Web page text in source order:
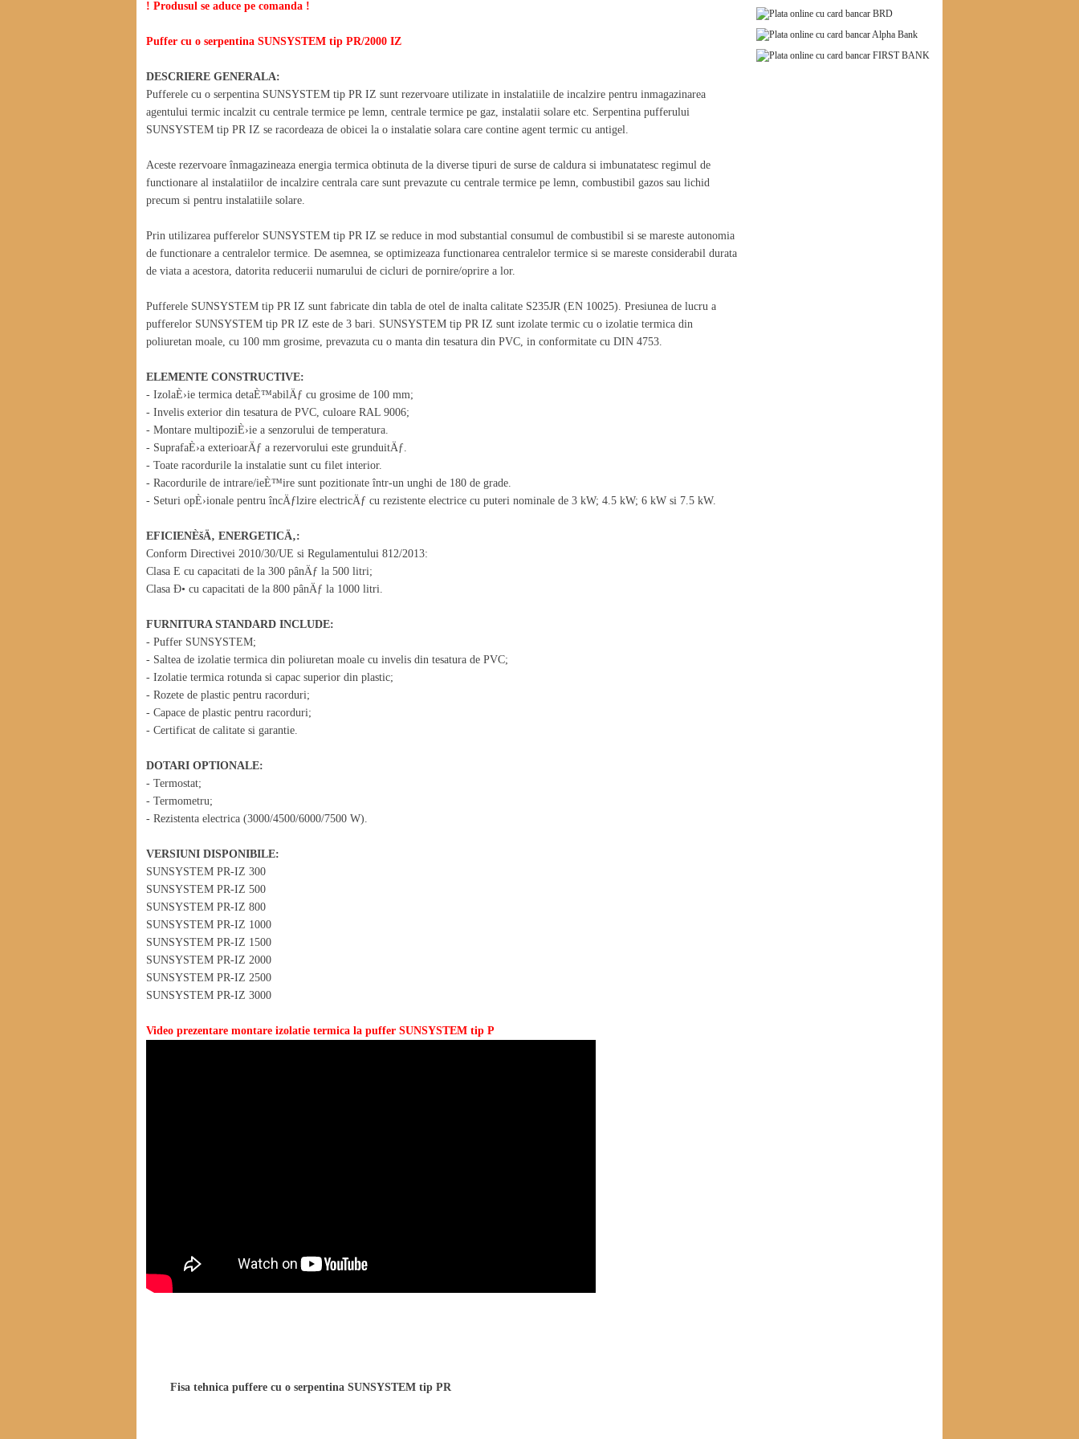
! Produsul se aduce pe comanda !
Puffer cu o serpentina SUNSYSTEM tip PR/2000 IZ
DESCRIERE GENERALA:
Pufferele cu o serpentina SUNSYSTEM tip PR IZ sunt rezervoare utilizate in instalatiile de incalzire pentru inmagazinarea
agentului termic incalzit cu centrale termice pe lemn, centrale termice pe gaz, instalatii solare etc. Serpentina pufferului
SUNSYSTEM tip PR IZ se racordeaza de obicei la o instalatie solara care contine agent termic cu antigel.
Aceste rezervoare înmagazineaza energia termica obtinuta de la diverse tipuri de surse de caldura si imbunatatesc regimul de
functionare al instalatiilor de incalzire centrala care sunt prevazute cu centrale termice pe lemn, combustibil gazos sau lichid
precum si pentru instalatiile solare.
Prin utilizarea pufferelor SUNSYSTEM tip PR IZ se reduce in mod substantial consumul de combustibil si se mareste autonomia
de functionare a centralelor termice. De asemnea, se optimizeaza functionarea centralelor termice si se mareste considerabil durata
de viata a acestora, datorita reducerii numarului de cicluri de pornire/oprire a lor.
Pufferele SUNSYSTEM tip PR IZ sunt fabricate din tabla de otel de inalta calitate S235JR (EN 10025). Presiunea de lucru a
pufferelor SUNSYSTEM tip PR IZ este de 3 bari. SUNSYSTEM tip PR IZ sunt izolate termic cu o izolatie termica din
poliuretan moale, cu 100 mm grosime, prevazuta cu o manta din tesatura din PVC, in conformitate cu DIN 4753.
ELEMENTE CONSTRUCTIVE:
- IzolaÈ›ie termica detaÈ™abilÄƒ cu grosime de 100 mm;
- Invelis exterior din tesatura de PVC, culoare RAL 9006;
- Montare multipoziÈ›ie a senzorului de temperatura.
- SuprafaÈ›a exterioarÄƒ a rezervorului este grunduitÄƒ.
- Toate racordurile la instalatie sunt cu filet interior.
- Racordurile de intrare/ieÈ™ire sunt pozitionate într-un unghi de 180 de grade.
- Seturi opÈ›ionale pentru încÄƒlzire electricÄƒ cu rezistente electrice cu puteri nominale de 3 kW; 4.5 kW; 6 kW si 7.5 kW.
EFICIENÈšÄ‚ ENERGETICÄ‚:
Conform Directivei 2010/30/UE si Regulamentului 812/2013:
Clasa E cu capacitati de la 300 pânÄƒ la 500 litri;
Clasa Ð• cu capacitati de la 800 pânÄƒ la 1000 litri.
FURNITURA STANDARD INCLUDE:
- Puffer SUNSYSTEM;
- Saltea de izolatie termica din poliuretan moale cu invelis din tesatura de PVC;
- Izolatie termica rotunda si capac superior din plastic;
- Rozete de plastic pentru racorduri;
- Capace de plastic pentru racorduri;
- Certificat de calitate si garantie.
DOTARI OPTIONALE:
- Termostat;
- Termometru;
- Rezistenta electrica (3000/4500/6000/7500 W).
VERSIUNI DISPONIBILE:
SUNSYSTEM PR-IZ 300
SUNSYSTEM PR-IZ 500
SUNSYSTEM PR-IZ 800
SUNSYSTEM PR-IZ 1000
SUNSYSTEM PR-IZ 1500
SUNSYSTEM PR-IZ 2000
SUNSYSTEM PR-IZ 2500
SUNSYSTEM PR-IZ 3000
Video prezentare montare izolatie termica la puffer SUNSYSTEM tip P
Fisa tehnica puffere cu o serpentina SUNSYSTEM tip PR